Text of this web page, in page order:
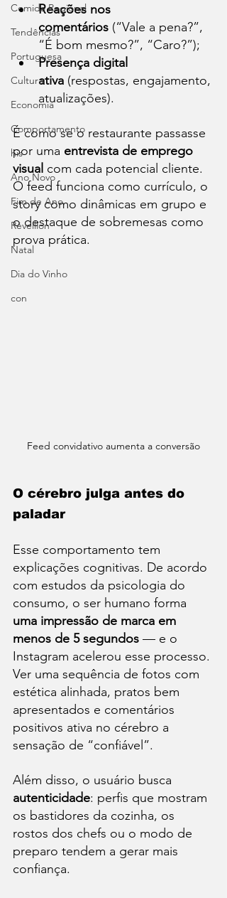
Comida Regional
Tendências
Portuguesa
Cultura
Economia
Comportamento
his
Ano Novo
Fim de Ano
Réveillon
Natal
Dia do Vinho
con
Reações nos
comentários (“Vale a pena?”,
“É bom mesmo?”, “Caro?”);
Presença digital
ativa (respostas, engajamento,
atualizações).
É como se o restaurante passasse
por uma entrevista de emprego
visual com cada potencial cliente.
O feed funciona como currículo, o
story como dinâmicas em grupo e
o destaque de sobremesas como
prova prática.
Feed convidativo aumenta a conversão
O cérebro julga antes do
paladar
Esse comportamento tem
explicações cognitivas. De acordo
com estudos da psicologia do
consumo, o ser humano forma
uma impressão de marca em
menos de 5 segundos — e o
Instagram acelerou esse processo.
Ver uma sequência de fotos com
estética alinhada, pratos bem
apresentados e comentários
positivos ativa no cérebro a
sensação de “confiável”.
Além disso, o usuário busca
autenticidade: perfis que mostram
os bastidores da cozinha, os
rostos dos chefs ou o modo de
preparo tendem a gerar mais
confiança.